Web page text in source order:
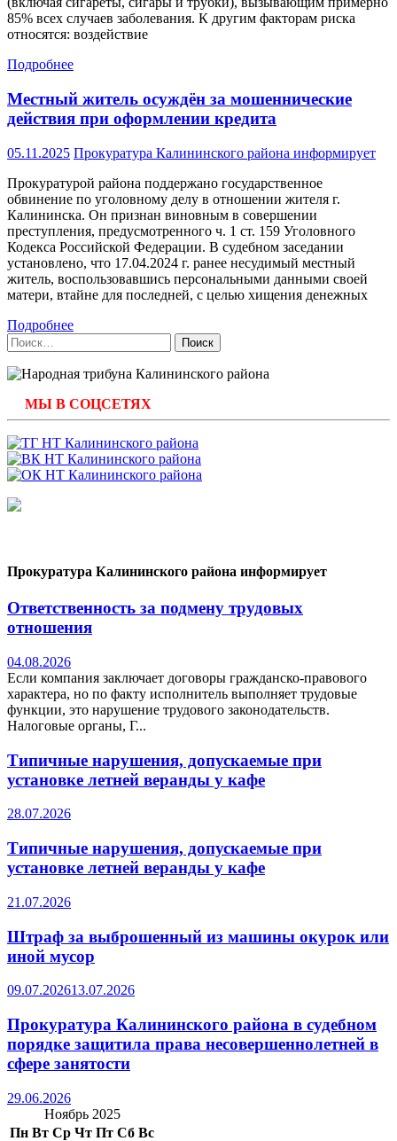
85% всех случаев заболевания. К другим факторам риска
относятся: воздействие
Подробнее
Местный житель осуждён за мошеннические
действия при оформлении кредита
05.11.2025 Прокуратура Калининского района информирует
Прокуратурой района поддержано государственное
обвинение по уголовному делу в отношении жителя г.
Калининска. Он признан виновным в совершении
преступления, предусмотренного ч. 1 ст. 159 Уголовного
Кодекса Российской Федерации. В судебном заседании
установлено, что 17.04.2024 г. ранее несудимый местный
житель, воспользовавшись персональными данными своей
матери, втайне для последней, с целью хищения денежных
Подробнее
Найти:
МЫ В СОЦСЕТЯХ
Прокуратура Калининского района информирует
Ответственность за подмену трудовых
отношения
04.08.2026
Если компания заключает договоры гражданско-правового
характера, но по факту исполнитель выполняет трудовые
функции, это нарушение трудового законодательств.
Налоговые органы, Г...
Типичные нарушения, допускаемые при
установке летней веранды у кафе
28.07.2026
Типичные нарушения, допускаемые при
установке летней веранды у кафе
21.07.2026
Штраф за выброшенный из машины окурок или
иной мусор
09.07.202613.07.2026
Прокуратура Калининского района в судебном
порядке защитила права несовершеннолетней в
сфере занятости
29.06.2026
Ноябрь 2025
Пн Вт Ср Чт Пт Сб Вс